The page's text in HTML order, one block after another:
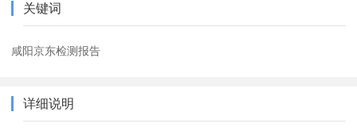
关键词
咸阳京东检测报告
详细说明